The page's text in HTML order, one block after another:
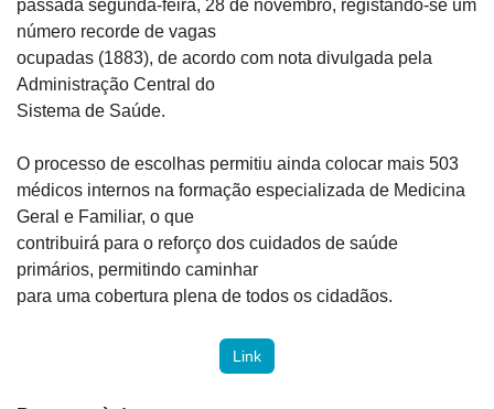
passada segunda-feira, 28 de novembro, registando-se um
número recorde de vagas
ocupadas (1883), de acordo com nota divulgada pela
Administração Central do
Sistema de Saúde.
O processo de escolhas permitiu ainda colocar mais 503
médicos internos na formação especializada de Medicina
Geral e Familiar, o que
contribuirá para o reforço dos cuidados de saúde
primários, permitindo caminhar
para uma cobertura plena de todos os cidadãos.
Link